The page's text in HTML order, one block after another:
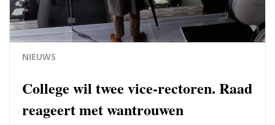
NIEUWS
College wil twee vice-rectoren. Raad
reageert met wantrouwen